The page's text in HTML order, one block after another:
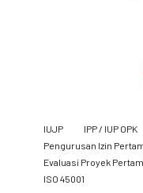
IUJP IPP / IUP OPK
Pengurusan Izin
Evaluasi Proyek
ISO 45001